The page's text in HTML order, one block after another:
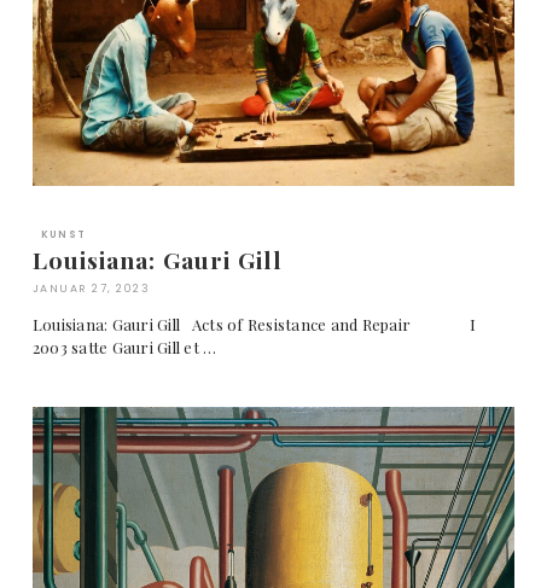
KUNST
Louisiana: Gauri Gill
JANUAR 27, 2023
Louisiana: Gauri Gill Acts of Resistance and Repair I
2003 satte Gauri Gill et …